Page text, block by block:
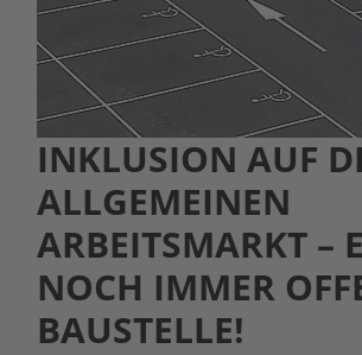
INKLUSION AUF
ALLGEMEINEN
ARBEITSMARKT –
NOCH IMMER
BAUSTELLE!